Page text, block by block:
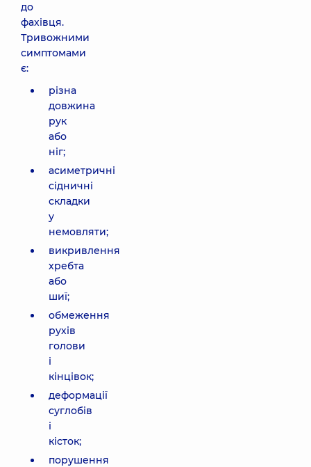
до
фахівця.
Тривожними
симптомами
є:
різна
довжина
рук
або
ніг;
асиметричні
сідничні
складки
у
немовляти;
викривлення
хребта
або
шиї;
обмеження
рухів
голови
і
кінцівок;
деформації
суглобів
і
кісток;
порушення